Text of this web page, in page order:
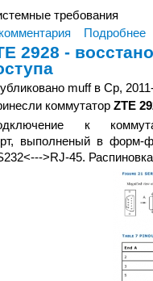
требования
Подробнее
2928 -
muff в Ср,
коммутатор ZTE
к
выполненый в форм-
>RJ-45.